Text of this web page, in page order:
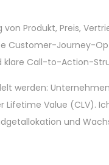
Produkt, Preis,
Customer-Journey-
klare Call-to-Action-
werden:
Value (CLV).
und